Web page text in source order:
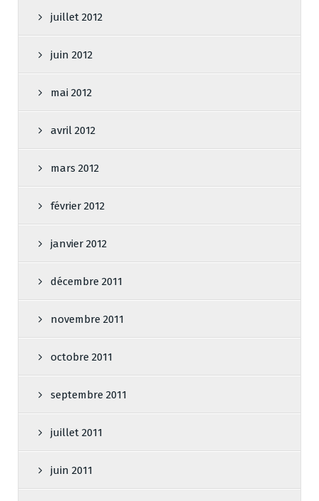
juillet 2012
juin 2012
mai 2012
avril 2012
mars 2012
février 2012
janvier 2012
décembre 2011
novembre 2011
octobre 2011
septembre 2011
juillet 2011
juin 2011